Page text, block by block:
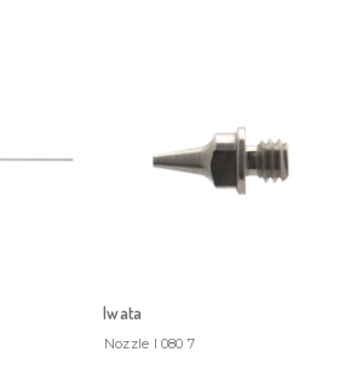
Iwata
Nozzle I 080 7